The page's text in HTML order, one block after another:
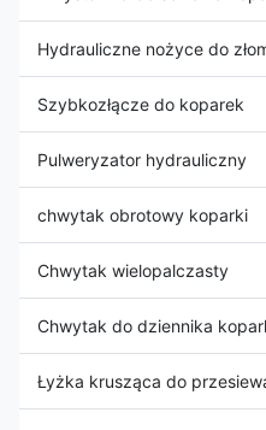
Hydrauliczne nożyce do
Szybkozłącze do koparek
Pulweryzator hydrauliczny
chwytak obrotowy koparki
Chwytak wielopalczasty
Chwytak do dziennika
Łyżka krusząca do